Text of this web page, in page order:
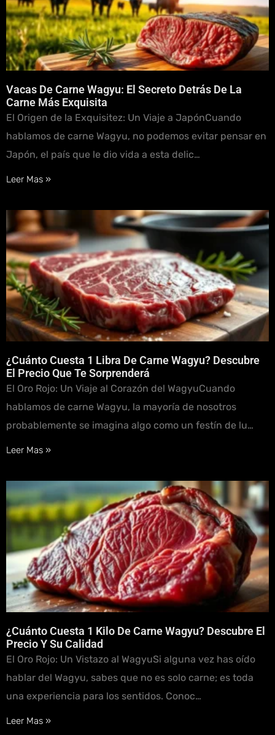
Vacas De Carne Wagyu: El Secreto Detrás De La
Carne Más Exquisita
El Origen de la Exquisitez: Un Viaje a JapónCuando
hablamos de carne Wagyu, no podemos evitar pensar en
Japón, el país que le dio vida a esta delic…
Leer Mas »
¿Cuánto Cuesta 1 Libra De Carne Wagyu? Descubre
El Precio Que Te Sorprenderá
El Oro Rojo: Un Viaje al Corazón del WagyuCuando
hablamos de carne Wagyu, la mayoría de nosotros
probablemente se imagina algo como un festín de lu…
Leer Mas »
¿Cuánto Cuesta 1 Kilo De Carne Wagyu? Descubre El
Precio Y Su Calidad
El Oro Rojo: Un Vistazo al WagyuSi alguna vez has oído
hablar del Wagyu, sabes que no es solo carne; es toda
una experiencia para los sentidos. Conoc…
Leer Mas »